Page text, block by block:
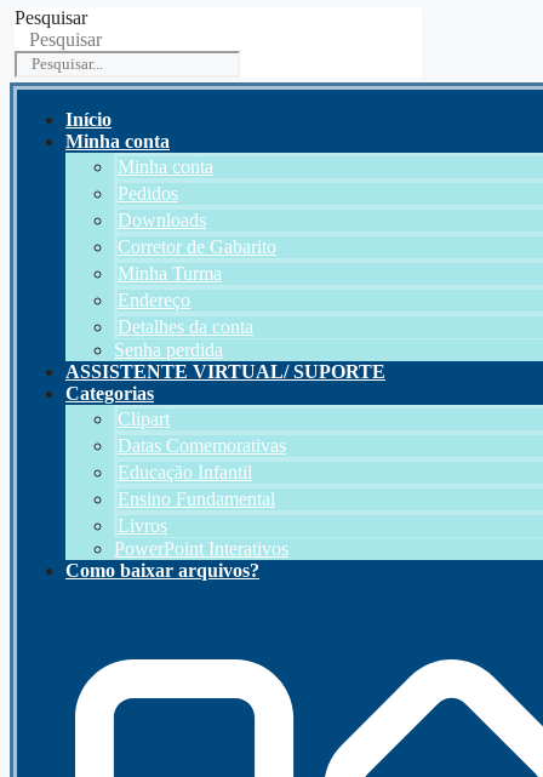
Pesquisar
Pesquisar
Início
Minha conta
Minha conta
Pedidos
Downloads
Corretor de Gabarito
Minha Turma
Endereço
Detalhes da conta
Senha perdida
ASSISTENTE VIRTUAL/ SUPORTE
Categorias
Clipart
Datas Comemorativas
Educação Infantil
Ensino Fundamental
Livros
PowerPoint Interativos
Como baixar arquivos?